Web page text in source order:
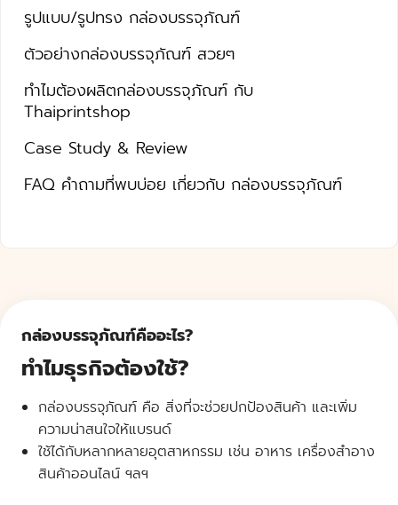
รูปแบบ/รูปทรง กล่องบรรจุภัณฑ์
ตัวอย่างกล่องบรรจุภัณฑ์ สวยๆ
ทำไมต้องผลิตกล่องบรรจุภัณฑ์ กับ
Thaiprintshop
Case Study & Review
FAQ คำถามที่พบบ่อย เกี่ยวกับ กล่องบรรจุภัณฑ์
กล่องบรรจุภัณฑ์คืออะไร?
ทำไมธุรกิจต้องใช้?
กล่องบรรจุภัณฑ์ คือ สิ่งที่จะช่วยปกป้องสินค้า และเพิ่ม
ความน่าสนใจให้แบรนด์
ใช้ได้กับหลากหลายอุตสาหกรรม เช่น อาหาร เครื่องสำอาง
สินค้าออนไลน์ ฯลฯ